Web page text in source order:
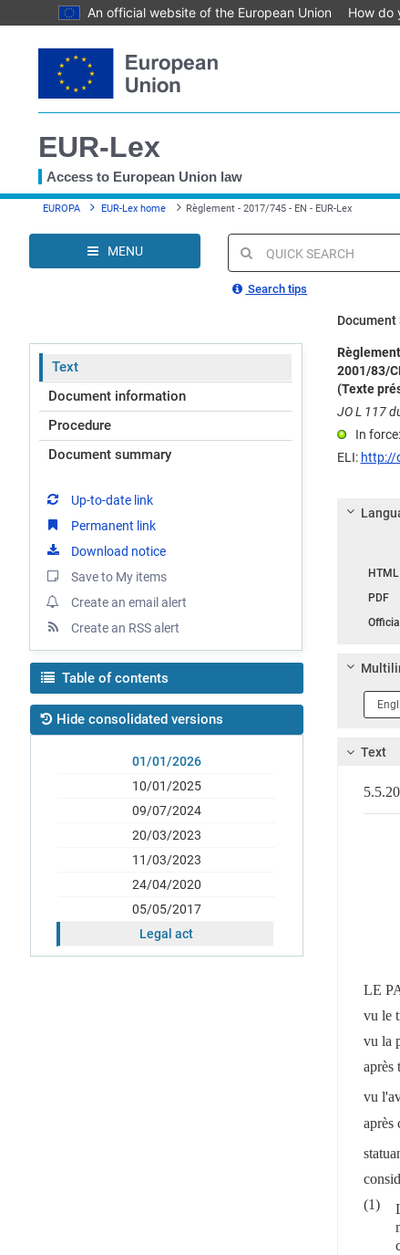
An official website of the European Union How do
to
content
EUR-Lex
Access to European Union law
You
here
EUROPA EUR-Lex home Règlement - 2017/745 - EN - EUR-Lex
MENU
Quick
search
Search tips
Document
Text
Document information
Procedure
Document summary
Up-to-date link
Permanent link
Download notice
Save to My items
Create an email alert
Create an RSS alert
Table of contents
Hide consolidated versions
01/01/2026
10/01/2025
09/07/2024
20/03/2023
11/03/2023
24/04/2020
05/05/2017
Legal act
2001/83/
(Texte
JO L 117
In
ELI: http://
HTML
PDF
1
Text
LE
vu le
vu la
après
vu
après
(1)